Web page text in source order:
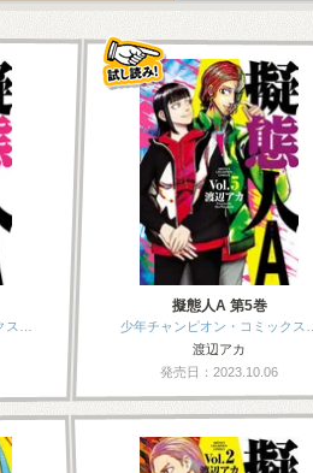
すべて
ス…
擬態人A 第5巻
少年チャンピオン・コミックス…
渡辺アカ
発売日：2023.10.06